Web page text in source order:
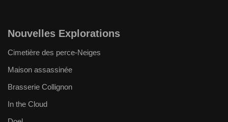
Nouvelles Explorations
Cimetière des perce-Neiges
Maison assassinée
Brasserie Collignon
In the Cloud